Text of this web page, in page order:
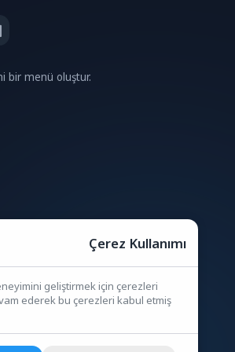
bir menü oluştur.
Çerez Kullanımı
geliştirmek için çerezleri
ederek bu çerezleri kabul etmiş